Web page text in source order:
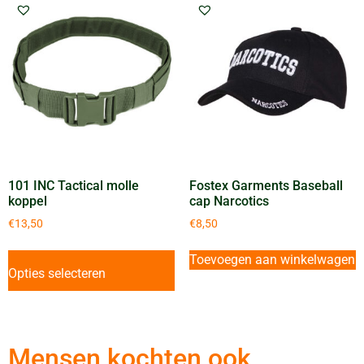
101 INC Tactical molle
koppel
€13,50
Opties selecteren
Fostex Garments Baseball
cap Narcotics
€8,50
Toevoegen aan winkelwagen